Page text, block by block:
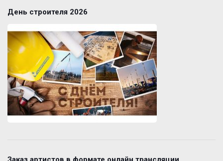
День строителя 2026